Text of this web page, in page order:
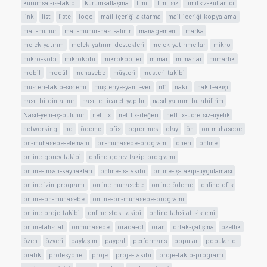
kurumsal-is-takibi kurumsallaşma limit limitsiz
limitsiz-kullanıcı
link
list liste logo mail-içeriği-aktarma
mail-içeriği-kopyalama
mali-mühür
mali-mühür-nasıl-alınır management
marka
melek-yatırım
melek-yatırım-destekleri melek-yatırımcılar
mikro
mikro-kobi
mikrokobi mikrokobiler mimar mimarlar
mimarlık
mobil
modül muhasebe müşteri
musteri-takibi
musteri-takip-sistemi
müşteriye-yanıt-ver n11 nakit
nakit-akışı
nasıl-bitoin-alınır
nasıl-e-ticaret-yapılır
nasıl-yatırım-bulabilirim
Nasıl-yeni-iş-bulunur
netflix netflix-değeri
netflix-ucretsiz-uyelik
networking
no ödeme ofis ogrenmek olay ön
on-muhasebe
ön-muhasebe-elemanı
ön-muhasebe-programı öneri
online
online-gorev-takibi
online-gorev-takip-programı
online-insan-kaynakları
online-is-takibi
online-iş-takip-uygulaması
online-izin-programı
online-muhasebe online-ödeme
online-ofis
online-ön-muhasebe
online-ön-muhasebe-programı
online-proje-takibi
online-stok-takibi
online-tahsilat-sistemi
onlinetahsilat
önmuhasebe orada-ol oran ortak-çalışma
özellik
özen
özveri paylaşım paypal performans popular
popular-ol
pratik
profesyonel proje proje-takibi
proje-takip-programı